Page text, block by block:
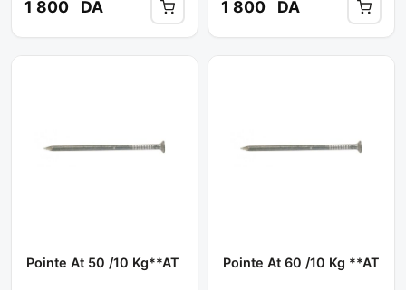
1 800 DA 1 800 DA
Pointe At 50 /10 Kg**AT Pointe At 60 /10 Kg **AT